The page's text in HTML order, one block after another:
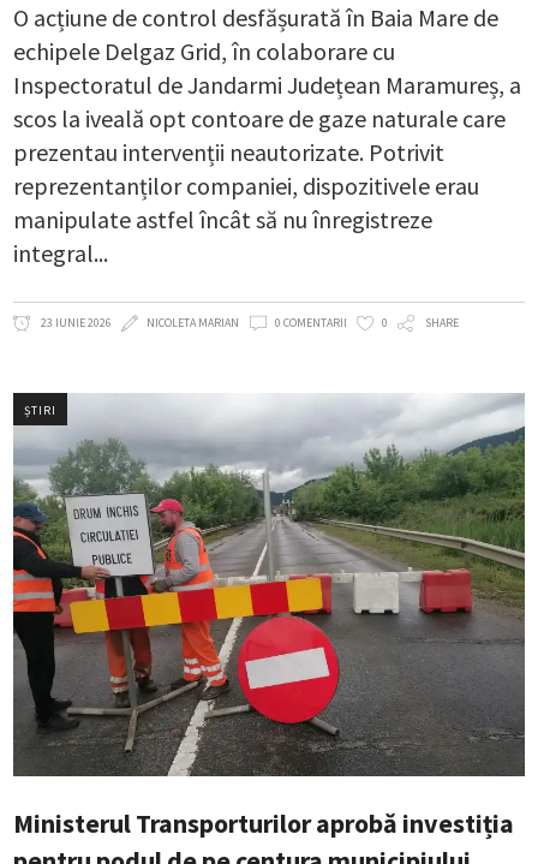
O acțiune de control desfășurată în Baia Mare de
echipele Delgaz Grid, în colaborare cu
Inspectoratul de Jandarmi Județean Maramureș, a
scos la iveală opt contoare de gaze naturale care
prezentau intervenții neautorizate. Potrivit
reprezentanților companiei, dispozitivele erau
manipulate astfel încât să nu înregistreze
integral
23 IUNIE 2026 NICOLETA MARIAN 0 COMENTARII 0 SHARE
ȘTIRI
Ministerul Transporturilor aprobă investiția